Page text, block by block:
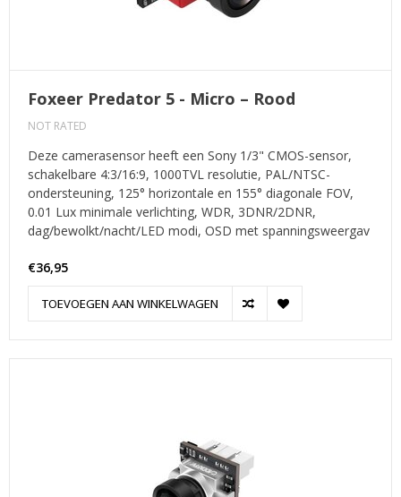
Foxeer Predator 5 - Micro – Rood
NOT RATED
Deze camerasensor heeft een Sony 1/3" CMOS-sensor,
schakelbare 4:3/16:9, 1000TVL resolutie, PAL/NTSC-
ondersteuning, 125° horizontale en 155° diagonale FOV,
0.01 Lux minimale verlichting, WDR, 3DNR/2DNR,
dag/bewolkt/nacht/LED modi, OSD met spanningsweergav
€36,95
TOEVOEGEN AAN WINKELWAGEN